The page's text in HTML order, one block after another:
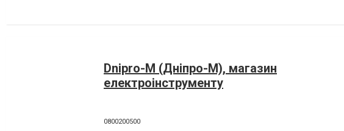
Dnipro-M (Дніпро-М), магазин
електроінструменту
0800200500